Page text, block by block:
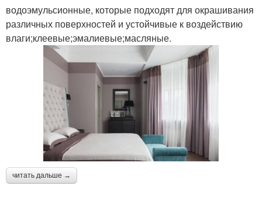
водоэмульсионные, которые подходят для окрашивания
различных поверхностей и устойчивые к воздействию
влаги;клеевые;эмалиевые;масляные.
читать дальше →